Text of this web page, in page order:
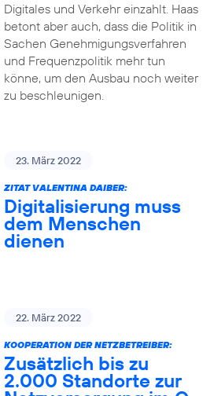
Digitales und Verkehr einzahlt. Haas
betont aber auch, dass die Politik in
Sachen Genehmigungsverfahren
und Frequenzpolitik mehr tun
könne, um den Ausbau noch weiter
zu beschleunigen.
23. März 2022
ZITAT VALENTINA DAIBER:
Digitalisierung muss
dem Menschen
dienen
22. März 2022
KOOPERATION DER NETZBETREIBER:
Zusätzlich bis zu
2.000 Standorte zur